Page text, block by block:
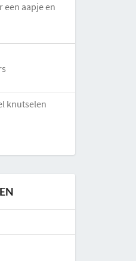
een aapje en
knutselen